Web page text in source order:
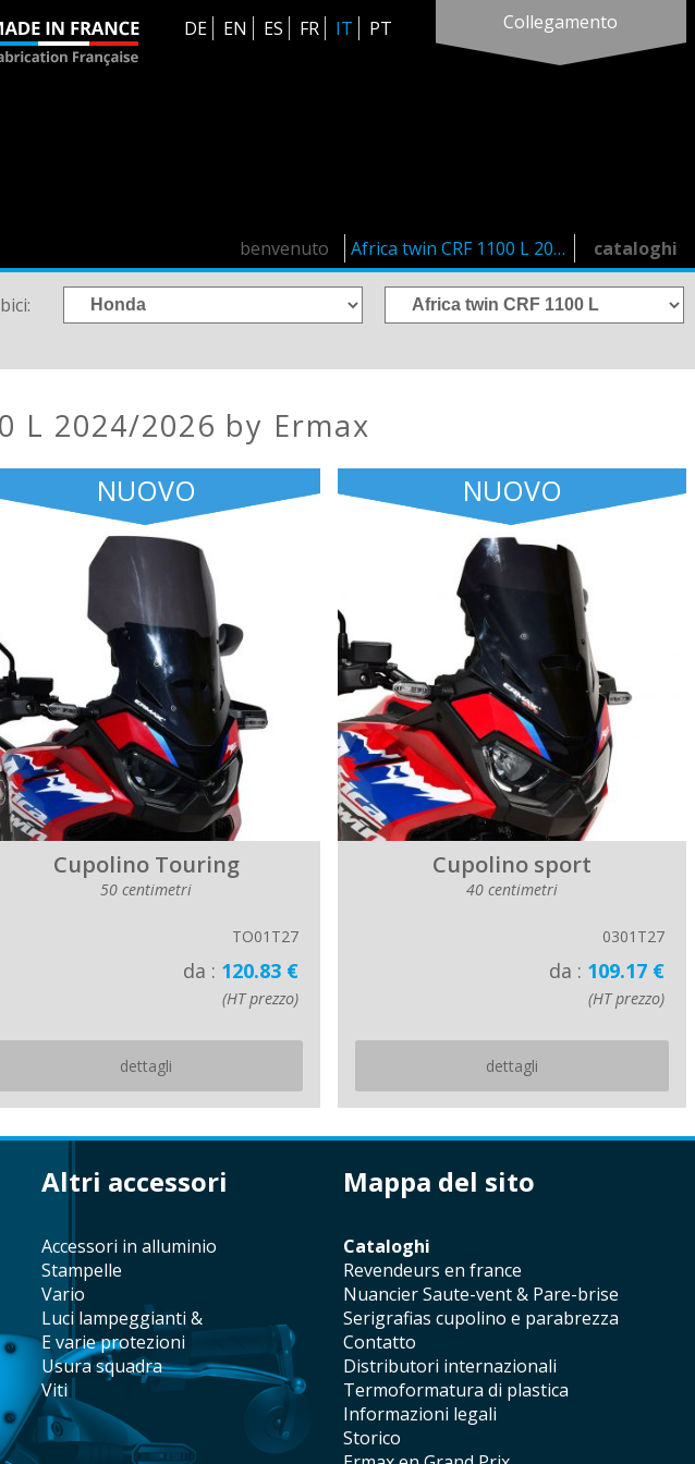
DE EN ES FR IT PT Collegamento
cataloghi
Africa twin CRF 1100 L 2024/2026
benvenuto
L 2024/2026 by Ermax
NUOVO
Cupolino Touring
50 centimetri
TO01T27
da : 120.83 €
(HT prezzo)
dettagli
NUOVO
Cupolino sport
40 centimetri
0301T27
da : 109.17 €
(HT prezzo)
dettagli
altri accessori
accessori in alluminio
stampelle
vario
Luci lampeggianti &
e varie protezioni
usura squadra
viti
mappa del sito
cataloghi
revendeurs en france
Nuancier Saute-vent & Pare-brise
serigrafias cupolino e parabrezza
contatto
distributori internazionali
termoformatura di plastica
informazioni legali
storico